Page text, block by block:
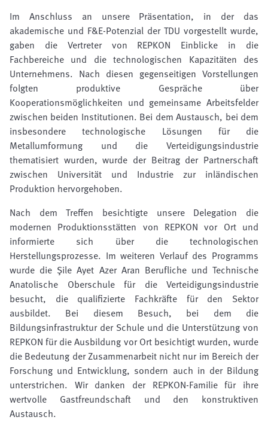
Im Anschluss an unsere Präsentation, in der das
akademische und F&E-Potenzial der TDU vorgestellt wurde,
gaben die Vertreter von REPKON Einblicke in die
Fachbereiche und die technologischen Kapazitäten des
Unternehmens. Nach diesen gegenseitigen Vorstellungen
folgten produktive Gespräche über
Kooperationsmöglichkeiten und gemeinsame Arbeitsfelder
zwischen beiden Institutionen. Bei dem Austausch, bei dem
insbesondere technologische Lösungen für die
Metallumformung und die Verteidigungsindustrie
thematisiert wurden, wurde der Beitrag der Partnerschaft
zwischen Universität und Industrie zur inländischen
Produktion hervorgehoben.
Nach dem Treffen besichtigte unsere Delegation die
modernen Produktionsstätten von REPKON vor Ort und
informierte sich über die technologischen
Herstellungsprozesse. Im weiteren Verlauf des Programms
wurde die Şile Ayet Azer Aran Berufliche und Technische
Anatolische Oberschule für die Verteidigungsindustrie
besucht, die qualifizierte Fachkräfte für den Sektor
ausbildet. Bei diesem Besuch, bei dem die
Bildungsinfrastruktur der Schule und die Unterstützung von
REPKON für die Ausbildung vor Ort besichtigt wurden, wurde
die Bedeutung der Zusammenarbeit nicht nur im Bereich der
Forschung und Entwicklung, sondern auch in der Bildung
unterstrichen. Wir danken der REPKON-Familie für ihre
wertvolle Gastfreundschaft und den konstruktiven
Austausch.